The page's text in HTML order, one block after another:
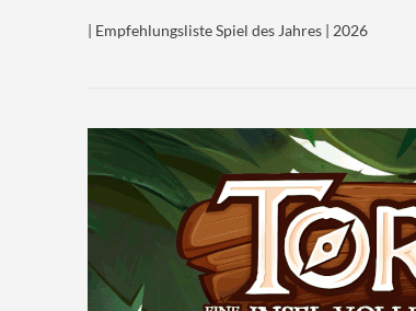
| Empfehlungsliste Spiel des Jahres | 2026